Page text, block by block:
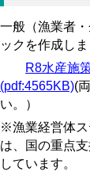
一般（漁業者
ックを作成し
R8水産施
(pdf:4565KB)(
い。）
※漁業経営体ス
は、国の重点
しています。